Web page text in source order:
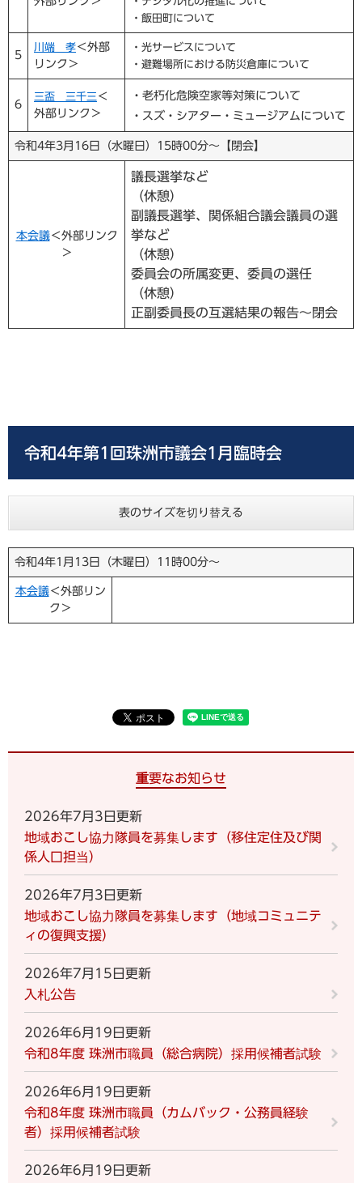
重要なお知らせ
2026年7月3日更新
地域おこし協力隊員を募集します（移住定住及び関
係人口担当）
2026年7月3日更新
地域おこし協力隊員を募集します（地域コミュニテ
ィの復興支援）
2026年7月15日更新
入札公告
2026年6月19日更新
令和8年度 珠洲市職員（総合病院）採用候補者試験
2026年6月19日更新
令和8年度 珠洲市職員（カムバック・公務員経験
者）採用候補者試験
2026年6月19日更新
・飯田町について
5
川端 孝＜外部
リンク＞
・光サービスについて
・避難場所における防災倉庫について
6
三盃 三千三 ＜
外部リンク＞
・老朽化危険空家等対策について
・スズ・シアター・ミュージアムについて
令和4年3月16日（水曜日）15時00分～【閉会】
本会議＜外部リンク
＞
議長選挙など
（休憩）
副議長選挙、関係組合議会議員の選
挙など
（休憩）
委員会の所属変更、委員の選任
（休憩）
正副委員長の互選結果の報告～閉会
令和4年第1回珠洲市議会1月臨時会
表のサイズを切り替える
令和4年1月13日（木曜日）11時00分～
本会議＜外部リン
ク＞